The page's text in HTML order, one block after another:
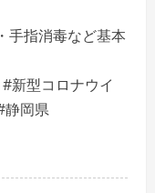
手指消毒など基本
新型コロナウイ
静岡県